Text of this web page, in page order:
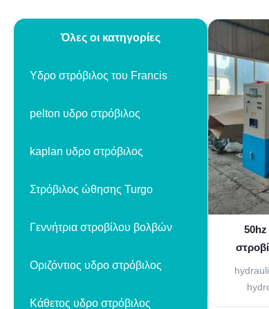
Όλες οι κατηγορίες
Υδρο στρόβιλος του Francis
pelton υδρο στρόβιλος
kaplan υδρο στρόβιλος
Στρόβιλος ώθησης Turgo
Γεννήτρια στροβίλου βολβών
Οριζόντιος υδρο στρόβιλος
Κάθετος υδρο στρόβιλος
50hz